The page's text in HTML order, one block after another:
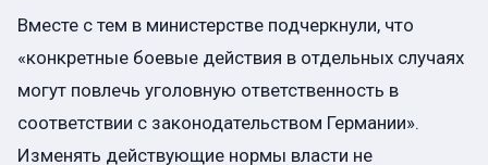
Вместе с тем в министерстве подчеркнули, что
«конкретные боевые действия в отдельных случаях
могут повлечь уголовную ответственность в
соответствии с законодательством Германии».
Изменять действующие нормы власти не